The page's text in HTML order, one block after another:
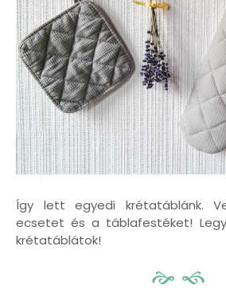
Így lett egyedi krétatáblánk.
ecsetet és a táblafestéket!
krétatáblátok!